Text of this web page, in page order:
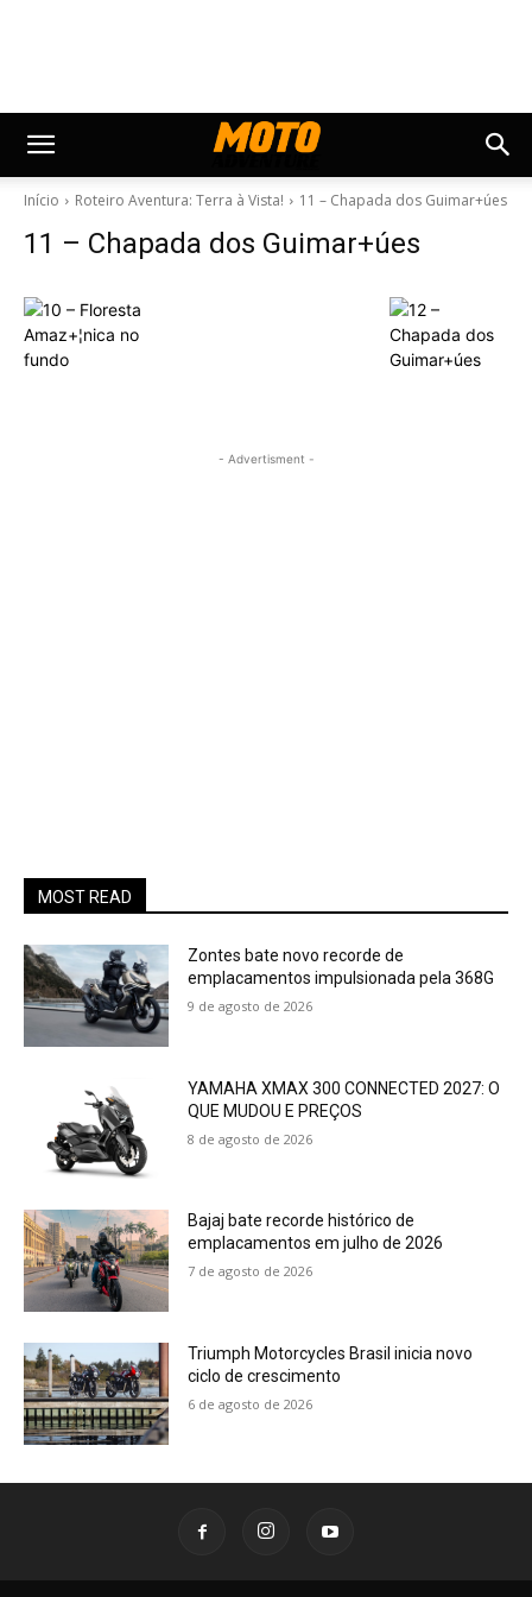
Início Roteiro Aventura: Terra à Vista! 11 – Chapada dos Guimar+úes
11 – Chapada dos Guimar+úes
- Advertisment -
MOST READ
Zontes bate novo recorde de
emplacamentos impulsionada pela 368G
9 de agosto de 2026
YAMAHA XMAX 300 CONNECTED 2027: O
QUE MUDOU E PREÇOS
8 de agosto de 2026
Bajaj bate recorde histórico de
emplacamentos em julho de 2026
7 de agosto de 2026
Triumph Motorcycles Brasil inicia novo
ciclo de crescimento
6 de agosto de 2026